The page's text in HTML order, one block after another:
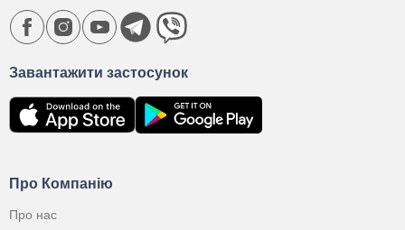
Про Компанію
Про нас
Завантажити застосунок